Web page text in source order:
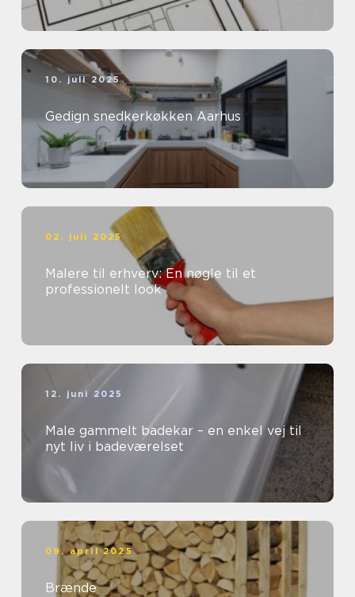
10. juli 2025
Gedign snedkerkøkken Aarhus
02. juli 2025
Malere til erhverv: En nøgle til et
professionelt look
12. juni 2025
Male gammelt badekar – en enkel vej til
nyt liv i badeværelset
09. april 2025
Brænde